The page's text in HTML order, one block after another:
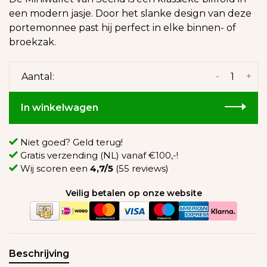
een modern jasje. Door het slanke design van deze
portemonnee past hij perfect in elke binnen- of
broekzak.
Aantal: +
-
In winkelwagen
Niet goed? Geld terug!
Gratis verzending (NL) vanaf €100,-!
Wij scoren een 4,7/5 (55 reviews)
Veilig betalen op onze website
Beschrijving